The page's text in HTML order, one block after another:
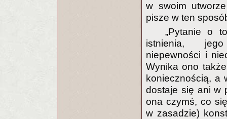
w swoim
pisze w ten
„Pytanie o
istnienia, jego
niepewności i
Wynika ono
koniecznością, a
dostaje się ani w
ona czymś, co
w zasadzie)